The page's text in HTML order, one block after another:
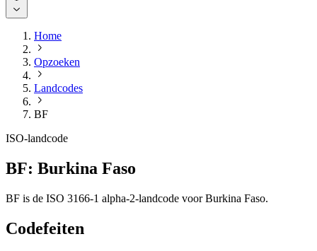
Home
Opzoeken
Landcodes
BF
ISO-landcode
BF: Burkina Faso
BF is de ISO 3166-1 alpha-2-landcode voor Burkina Faso.
Codefeiten